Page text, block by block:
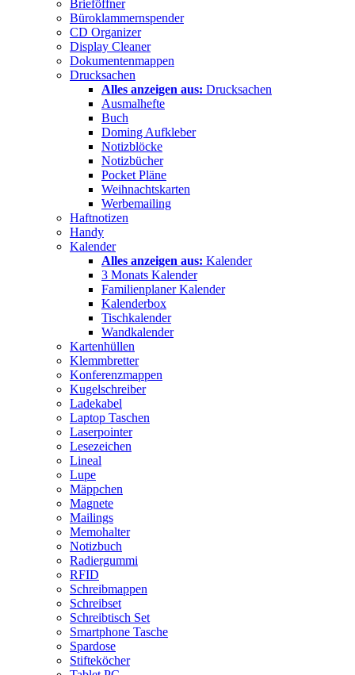
Brieföffner
Büroklammernspender
CD Organizer
Display Cleaner
Dokumentenmappen
Drucksachen
Alles anzeigen aus: Drucksachen
Ausmalhefte
Buch
Doming Aufkleber
Notizblöcke
Notizbücher
Pocket Pläne
Weihnachtskarten
Werbemailing
Haftnotizen
Handy
Kalender
Alles anzeigen aus: Kalender
3 Monats Kalender
Familienplaner Kalender
Kalenderbox
Tischkalender
Wandkalender
Kartenhüllen
Klemmbretter
Konferenzmappen
Kugelschreiber
Ladekabel
Laptop Taschen
Laserpointer
Lesezeichen
Lineal
Lupe
Mäppchen
Magnete
Mailings
Memohalter
Notizbuch
Radiergummi
RFID
Schreibmappen
Schreibset
Schreibtisch Set
Smartphone Tasche
Spardose
Stifteköcher